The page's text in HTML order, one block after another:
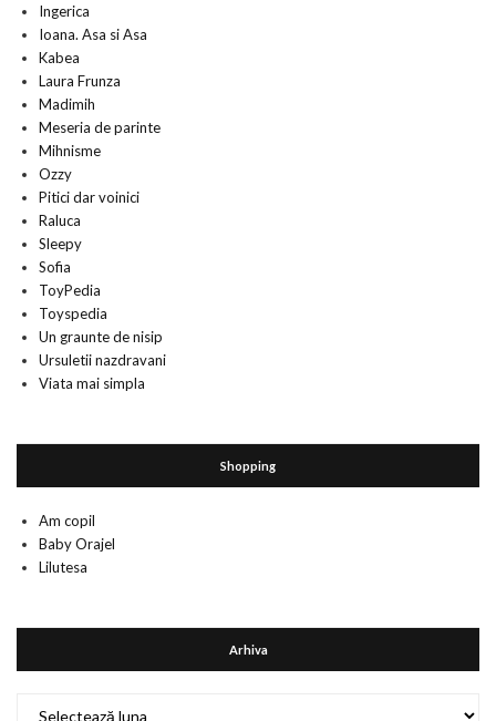
Ingerica
Ioana. Asa si Asa
Kabea
Laura Frunza
Madimih
Meseria de parinte
Mihnisme
Ozzy
Pitici dar voinici
Raluca
Sleepy
Sofia
ToyPedia
Toyspedia
Un graunte de nisip
Ursuletii nazdravani
Viata mai simpla
Shopping
Am copil
Baby Orajel
Lilutesa
Arhiva